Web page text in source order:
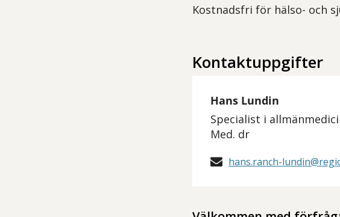
Kostnadsfri för hälso- och
Kontaktuppgifter
Hans Lundin
Specialist i
Med. dr
hans.ranch-